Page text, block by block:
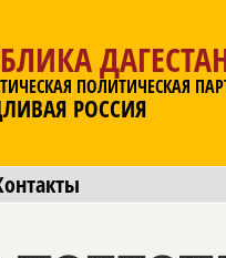
ПОЛИТИЧЕСКАЯ
РОССИЯ